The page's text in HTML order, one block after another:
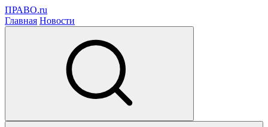
ПРАВО.ru
Главная Новости